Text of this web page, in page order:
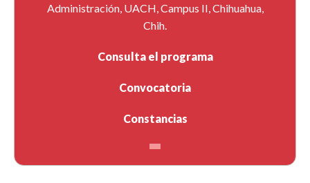
Administración, UACH, Campus II, Chihuahua,
Chih.
Consulta el programa
Convocatoria
Constancias